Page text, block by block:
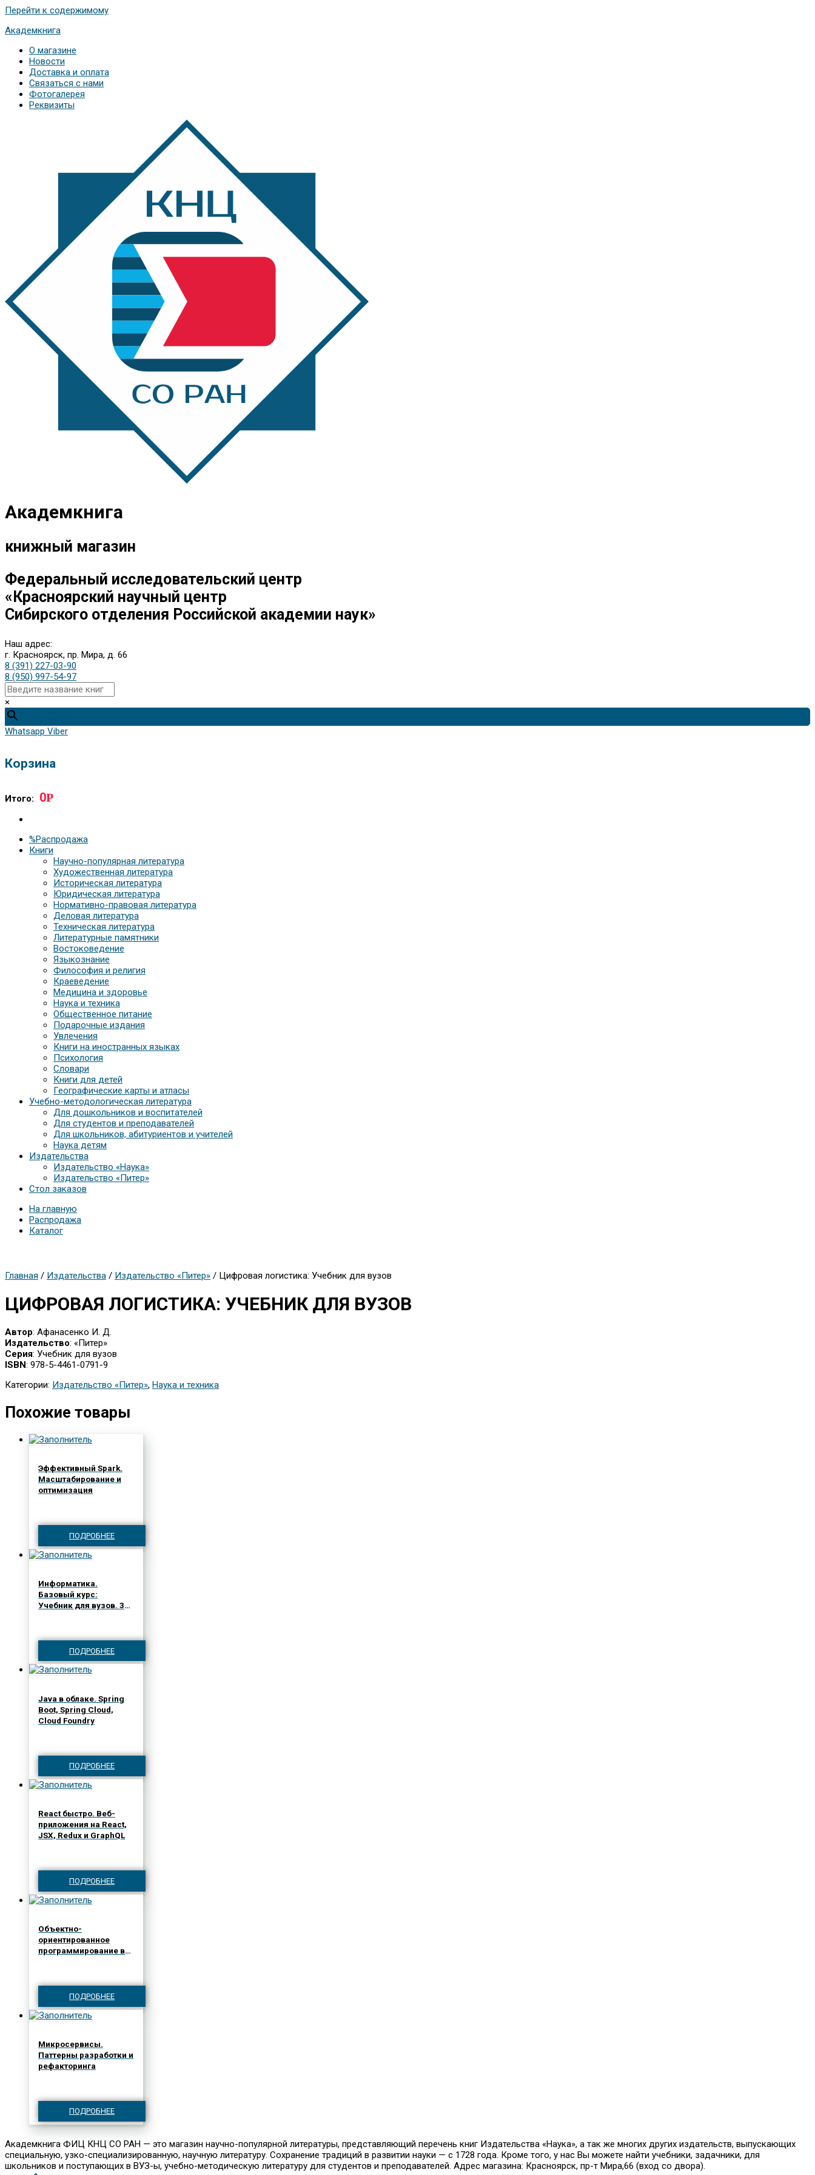
Перейти к содержимому
Академкнига
О магазине
Новости
Доставка и оплата
Связаться с нами
Фотогалерея
Реквизиты
Академкнига
книжный магазин
Федеральный исследовательский центр
«Красноярский научный центр
Сибирского отделения Российской академии наук»
Наш адрес:
г. Красноярск, пр. Мира, д. 66
8 (391) 227-03-90
8 (950) 997-54-97
×
Whatsapp Viber
Корзина
Итого: 0Р
%Распродажа
Книги
Научно-популярная литература
Художественная литература
Историческая литература
Юридическая литература
Нормативно-правовая литература
Деловая литература
Техническая литература
Литературные памятники
Востоковедение
Языкознание
Философия и религия
Краеведение
Медицина и здоровье
Наука и техника
Общественное питание
Подарочные издания
Увлечения
Книги на иностранных языках
Психология
Словари
Книги для детей
Географические карты и атласы
Учебно-методологическая литература
Для дошкольников и воспитателей
Для студентов и преподавателей
Для школьников, абитуриентов и учителей
Наука детям
Издательства
Издательство «Наука»
Издательство «Питер»
Стол заказов
На главную
Распродажа
Каталог
Главная / Издательства / Издательство «Питер» / Цифровая логистика: Учебник для вузов
ЦИФРОВАЯ ЛОГИСТИКА: УЧЕБНИК ДЛЯ ВУЗОВ
Автор: Афанасенко И. Д.
Издательство: «Питер»
Серия: Учебник для вузов
ISBN: 978-5-4461-0791-9
Категории: Издательство «Питер», Наука и техника
Похожие товары
Эффективный Spark.
Масштабирование и
оптимизация
ПОДРОБНЕЕ
Информатика.
Базовый курс:
Учебник для вузов. 3-е
ПОДРОБНЕЕ
Java в облаке. Spring
Boot, Spring Cloud,
Cloud Foundry
ПОДРОБНЕЕ
React быстро. Веб-
приложения на React,
JSX, Redux и GraphQL
ПОДРОБНЕЕ
Объектно-
ориентированное
программирование в
ПОДРОБНЕЕ
Микросервисы.
Паттерны разработки и
рефакторинга
ПОДРОБНЕЕ
Академкнига ФИЦ КНЦ СО РАН — это магазин научно-популярной литературы, представляющий перечень книг Издательства «Наука», а так же многих других издательств, выпускающих
специальную, узко-специализированную, научную литературу. Сохранение традиций в развитии науки — с 1728 года. Кроме того, у нас Вы можете найти учебники, задачники, для
школьников и поступающих в ВУЗ-ы, учебно-методическую литературу для студентов и преподавателей. Адрес магазина: Красноярск, пр-т Мира,66 (вход со двора).